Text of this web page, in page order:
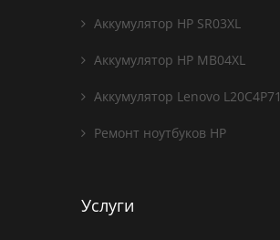
Аккумулятор HP SR03XL
Аккумулятор HP MB04XL
Аккумулятор Lenovo L20C4P71
Ремонт ноутбуков HP
Услуги